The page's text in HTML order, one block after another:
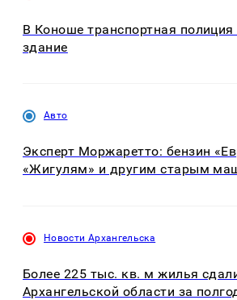
В Коноше транспортная
здание
Авто
Эксперт Моржаретто: бензин
«Жигулям» и другим старым
Новости Архангельска
Более 225 тыс. кв. м жилья
Архангельской области за